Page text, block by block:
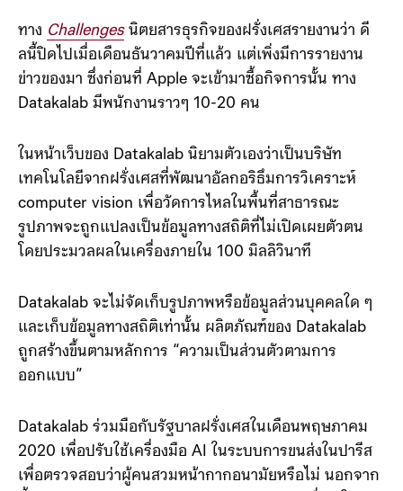
ทาง Challengesนิตยสารธุรกิจของฝรั่งเศสรายงานว่า ดี
ลนี้ปิดไปเมื่อเดือนธันวาคมปีที่แล้ว แต่เพิ่งมีการรายงาน
ข่าวของมา ซึ่งก่อนที่ Apple จะเข้ามาซื้อกิจการนั้น ทาง
Datakalab มีพนักงานราวๆ 10-20 คน
ในหน้าเว็บของ Datakalab นิยามตัวเองว่าเป็นบริษัท
เทคโนโลยีจากฝรั่งเศสที่พัฒนาอัลกอริธึมการวิเคราะห์
computer vision เพื่อวัดการไหลในพื้นที่สาธารณะ
รูปภาพจะถูกแปลงเป็นข้อมูลทางสถิติที่ไม่เปิดเผยตัวตน
โดยประมวลผลในเครื่องภายใน 100 มิลลิวินาที
Datakalab จะไม่จัดเก็บรูปภาพหรือข้อมูลส่วนบุคคลใด ๆ
และเก็บข้อมูลทางสถิติเท่านั้น ผลิตภัณฑ์ของ Datakalab
ถูกสร้างขึ้นตามหลักการ “ความเป็นส่วนตัวตามการ
ออกแบบ”
Datakalab ร่วมมือกับรัฐบาลฝรั่งเศสในเดือนพฤษภาคม
2020 เพื่อปรับใช้เครื่องมือ AI ในระบบการขนส่งในปารีส
เพื่อตรวจสอบว่าผู้คนสวมหน้ากากอนามัยหรือไม่ นอกจาก